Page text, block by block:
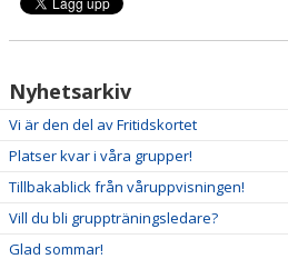
Nyhetsarkiv
Vi är den del av Fritidskortet
Platser kvar i våra grupper!
Tillbakablick från våruppvisningen!
Vill du bli gruppträningsledare?
Glad sommar!